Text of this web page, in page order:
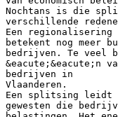
Nochtans is die
verschillende
Een regionalisering
betekent nog meer
bedrijven. Te veel
&eacute;&eacute;n
bedrijven in
Vlaanderen.
Een splitsing leidt
gewesten die